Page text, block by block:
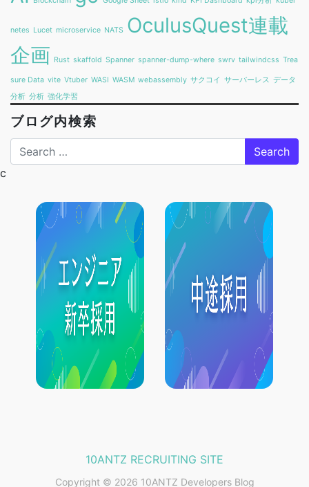
netes Lucet microservice NATS OculusQuest連載
企画 Rust skaffold Spanner spanner-dump-where swrv tailwindcss Trea
sure Data vite Vtuber WASI WASM webassembly サクコイ サーバーレス データ
分析 分析 強化学習
ブログ内検索
Search
c
10ANTZ RECRUITING SITE
Copyright © 2026 10ANTZ Developers Blog